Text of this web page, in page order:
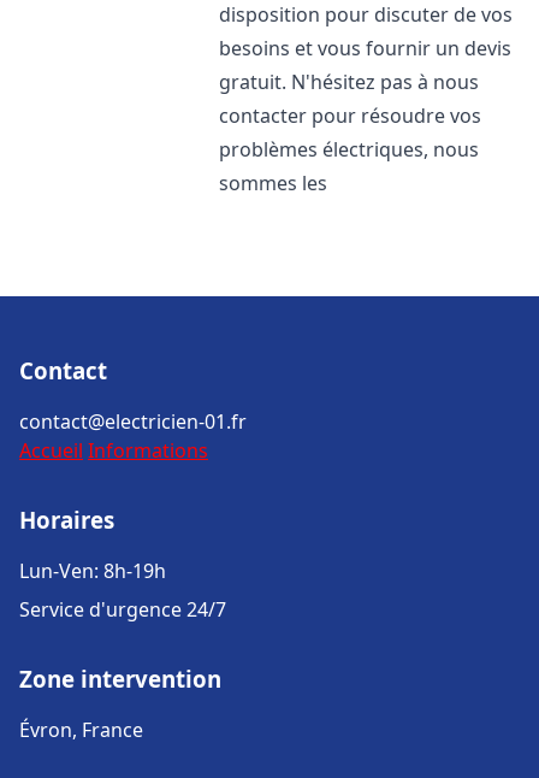
disposition pour discuter de vos
besoins et vous fournir un devis
gratuit. N'hésitez pas à nous
contacter pour résoudre vos
problèmes électriques, nous
sommes les
Contact
contact@electricien-01.fr
Accueil Informations
Horaires
Lun-Ven: 8h-19h
Service d'urgence 24/7
Zone intervention
Évron, France